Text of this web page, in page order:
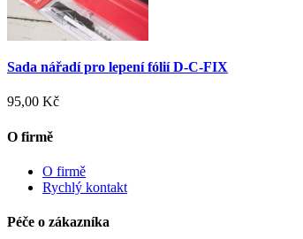
Sada nářadí pro lepení fólií D-C-FIX
95,00 Kč
O firmě
O firmě
Rychlý kontakt
Péče o zákazníka